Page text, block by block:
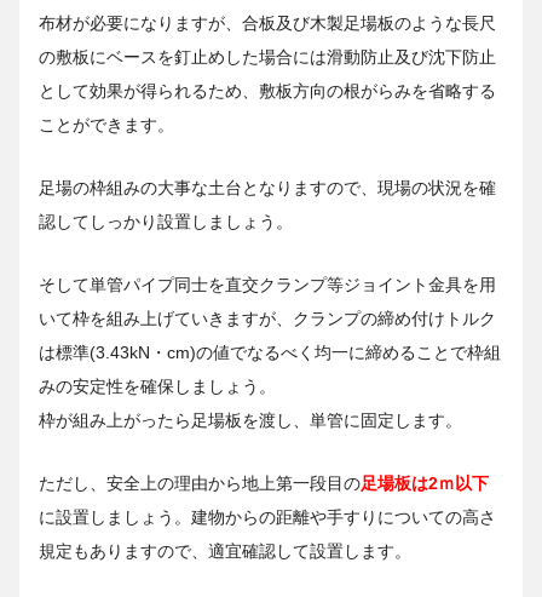
布材が必要になりますが、合板及び木製足場板のような長尺
の敷板にベースを釘止めした場合には滑動防止及び沈下防止
として効果が得られるため、敷板方向の根がらみを省略する
ことができます。
足場の枠組みの大事な土台となりますので、現場の状況を確
認してしっかり設置しましょう。
そして単管パイプ同士を直交クランプ等ジョイント金具を用
いて枠を組み上げていきますが、クランプの締め付けトルク
は標準(3.43kN・cm)の値でなるべく均一に締めることで枠組
みの安定性を確保しましょう。
枠が組み上がったら足場板を渡し、単管に固定します。
ただし、安全上の理由から地上第一段目の足場板は2ｍ以下
に設置しましょう。建物からの距離や手すりについての高さ
規定もありますので、適宜確認して設置します。